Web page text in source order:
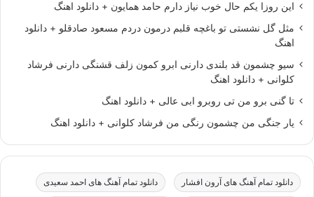
این روزا یکم حال خوب نیاز دارم حامد همایون + دانلود اهنگ
مثل گل نشستی تو باغچه قلبم درمون دردم مسعود صادقلو + دانلود
اهنگ
سیو چشمون قد بلندی دارنی ابرو کمون زلف قشنگی دارنی فرشاد
کلوانی + دانلود اهنگ
تا گنی برو من تی روبرو ابی عالی + دانلود اهنگ
یار جنگی من چشمون رنگی من فرشاد کلوانی + دانلود اهنگ
دانلود تمام آهنگ های آرون افشار دانلود تمام آهنگ های احمد سعیدی